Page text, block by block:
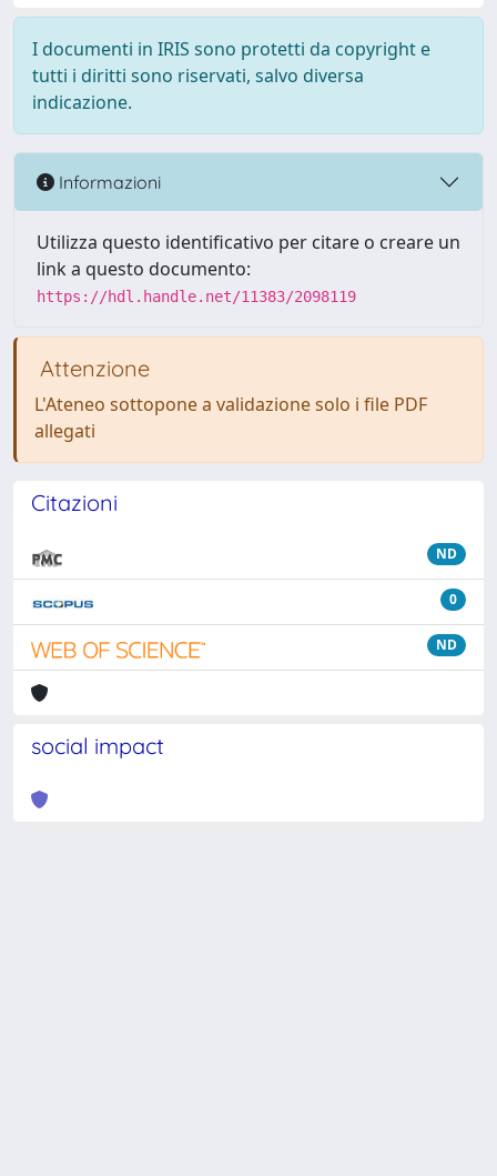
I documenti in IRIS sono protetti da copyright e
tutti i diritti sono riservati, salvo diversa
indicazione.
Informazioni
Utilizza questo identificativo per citare o creare un
link a questo documento:
https://hdl.handle.net/11383/2098119
Attenzione
L'Ateneo sottopone a validazione solo i file PDF
allegati
Citazioni
ND
0
ND
social impact